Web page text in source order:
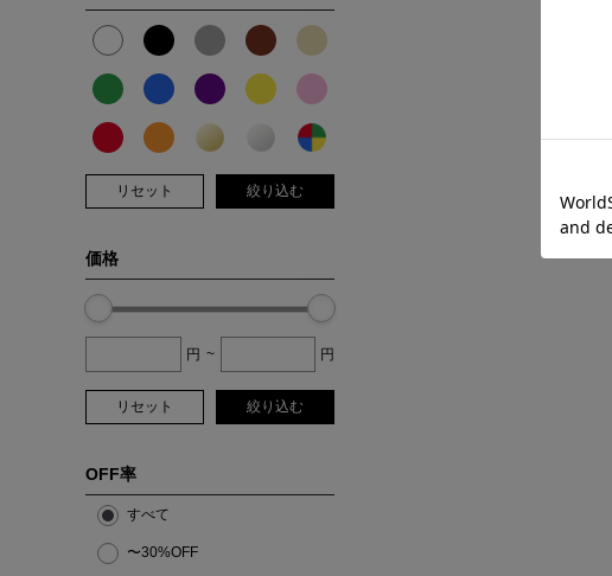
リセット 絞り込む
価格
円 ~ 円
リセット 絞り込む
OFF率
すべて
〜30%OFF